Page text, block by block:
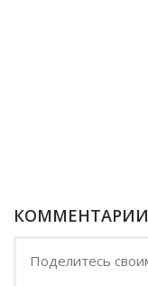
КОММЕНТАРИИ